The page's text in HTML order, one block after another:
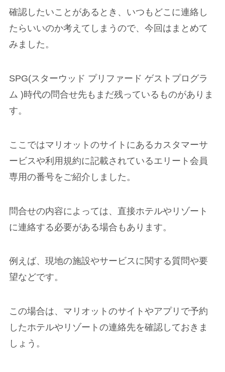
確認したいことがあるとき、いつもどこに連絡し
たらいいのか考えてしまうので、今回はまとめて
みました。
SPG(スターウッド プリファード ゲストプログラ
ム )時代の問合せ先もまだ残っているものがありま
す。
ここではマリオットのサイトにあるカスタマーサ
ービスや利用規約に記載されているエリート会員
専用の番号をご紹介しました。
問合せの内容によっては、直接ホテルやリゾート
に連絡する必要がある場合もあります。
例えば、現地の施設やサービスに関する質問や要
望などです。
この場合は、マリオットのサイトやアプリで予約
したホテルやリゾートの連絡先を確認しておきま
しょう。